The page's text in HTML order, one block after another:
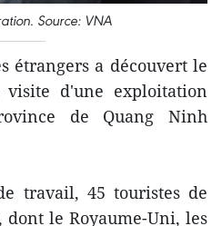
Source: VNA
étrangers a ​découvert le
d'une exploitation
de Quang Ninh
travail, 45 touristes de
le Royaume-Uni, les